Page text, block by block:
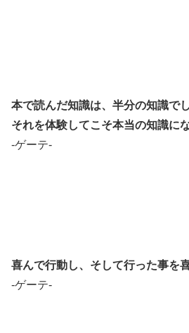
本で読んだ知識は、半分の知識で
それを体験してこそ本当の知識にな
-ゲーテ-
喜んで行動し、そして行った事を
-ゲーテ-